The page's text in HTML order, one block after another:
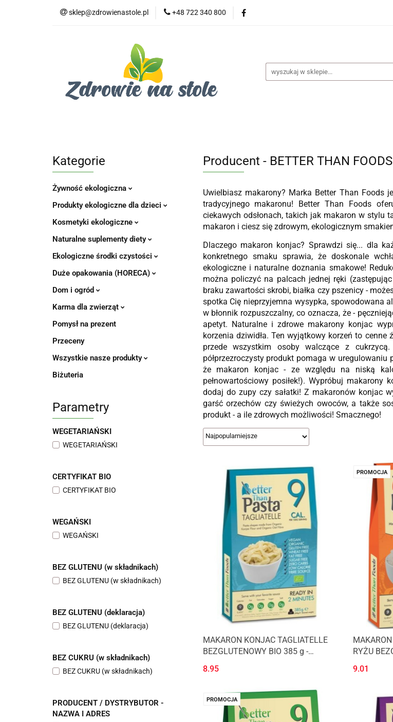
sklep@zdrowienastole.pl +48 722 340 800
Żywność ekologiczna
Duże opakowania
Kategorie
Żywność ekologiczna
Produkty ekologiczne dla dzieci
Kosmetyki ekologiczne
Naturalne suplementy diety
Ekologiczne środki czystości
Duże opakowania (HORECA)
Dom i ogród
Karma dla zwierząt
Pomysł na prezent
Przeceny
Wszystkie nasze produkty
Biżuteria
Parametry
WEGETARIAŃSKI
WEGETARIAŃSKI
CERTYFIKAT BIO
CERTYFIKAT BIO
WEGAŃSKI
WEGAŃSKI
BEZ GLUTENU (w składnikach)
BEZ GLUTENU (w składnikach)
BEZ GLUTENU (deklaracja)
BEZ GLUTENU (deklaracja)
BEZ CUKRU (w składnikach)
BEZ CUKRU (w składnikach)
PRODUCENT / DYSTRYBUTOR -
NAZWA I ADRES
Producent - BETTER THAN FOODS
Uwielbiasz makarony? Marka Better Than Foods
tradycyjnego makaronu! Better Than Foods
ciekawych odsłonach, takich jak makaron w stylu
makaron i ciesz się zdrowym, ekologicznym
Dlaczego makaron konjac? Sprawdzi się... dla
konkretnego smaku sprawia, że doskonale
ekologiczne i naturalne doznania smakowe!
można policzyć na palcach jednej ręki
braku zawartości skrobi, białka czy pszenicy -
spotka Cię nieprzyjemna wysypka, spowodowana
w błonnik rozpuszczalny, co oznacza, że -
apetyt. Naturalne i zdrowe makarony konjac
korzenia dziwidła. Ten wyjątkowy korzeń to cenne
przede wszystkim osoby walczące z
półprzezroczysty produkt pomaga w
że makaron konjac - ze względu na niską
pełnowartościowy posiłek!). Wypróbuj
dodaj do zupy czy sałatki! Z makaronów konjac
garść orzechów czy świeżych owoców, a także
produkt - a ile zdrowych możliwości! Smacznego!
MAKARON KONJAC TAGLIATELLE
BEZGLUTENOWY BIO 385 g -
8.95
PROMOCJA
RYŻU
9.01
PROMOCJA